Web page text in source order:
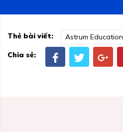
Thẻ bài viết:
Astrum Education
Chia sẻ: